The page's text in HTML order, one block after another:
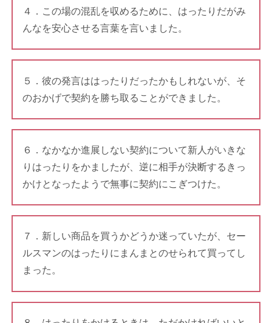
４．この場の混乱を収めるために、はったりだがみ
んなを安心させる言葉を言いました。
５．彼の発言ははったりだったかもしれないが、そ
のおかげで契約を勝ち取ることができました。
６．なかなか進展しない契約について新人がいきな
りはったりをかましたが、逆に相手が決断するきっ
かけとなったようで無事に契約にこぎつけた。
７．新しい商品を買うかどうか迷っていたが、セー
ルスマンのはったりにまんまとのせられて買ってし
まった。